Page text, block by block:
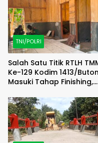
TNI/POLRI
Salah Satu Titik RTLH
Ke-129 Kodim 1413/Buton
Masuki Tahap Finishing,
Nyata